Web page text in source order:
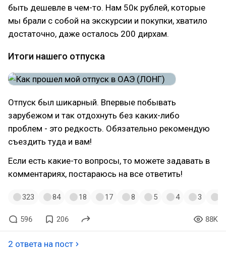
быть дешевле в чем-то. Нам 50к рублей, которые
мы брали с собой на экскурсии и покупки, хватило
достаточно, даже осталось 200 дирхам.
Итоги нашего отпуска
Отпуск был шикарный. Впервые побывать
зарубежом и так отдохнуть без каких-либо
проблем - это редкость. Обязательно рекомендую
съездить туда и вам!
Если есть какие-то вопросы, то можете задавать в
комментариях, постараюсь на все ответить!
323 84 18 17 8 5 4 3
596 206 88K
2 ответа на пост